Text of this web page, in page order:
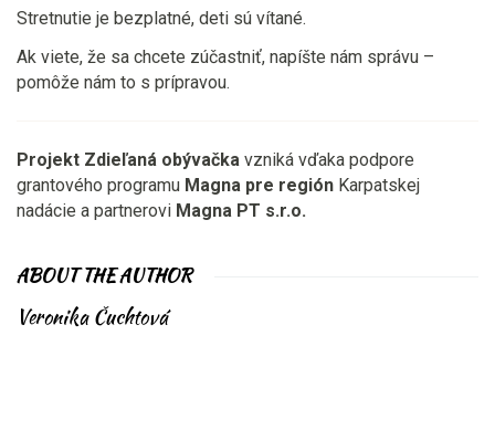
Stretnutie je bezplatné, deti sú vítané.
Ak viete, že sa chcete zúčastniť, napíšte nám správu –
pomôže nám to s prípravou.
Projekt Zdieľaná obývačka vzniká vďaka podpore
grantového programu Magna pre región Karpatskej
nadácie a partnerovi Magna PT s.r.o.
ABOUT THE AUTHOR
Veronika Čuchtová